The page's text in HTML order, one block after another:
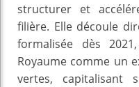
structurer et
filière. Elle découle
formalisée dès
Royaume comme un
vertes, capitalisant